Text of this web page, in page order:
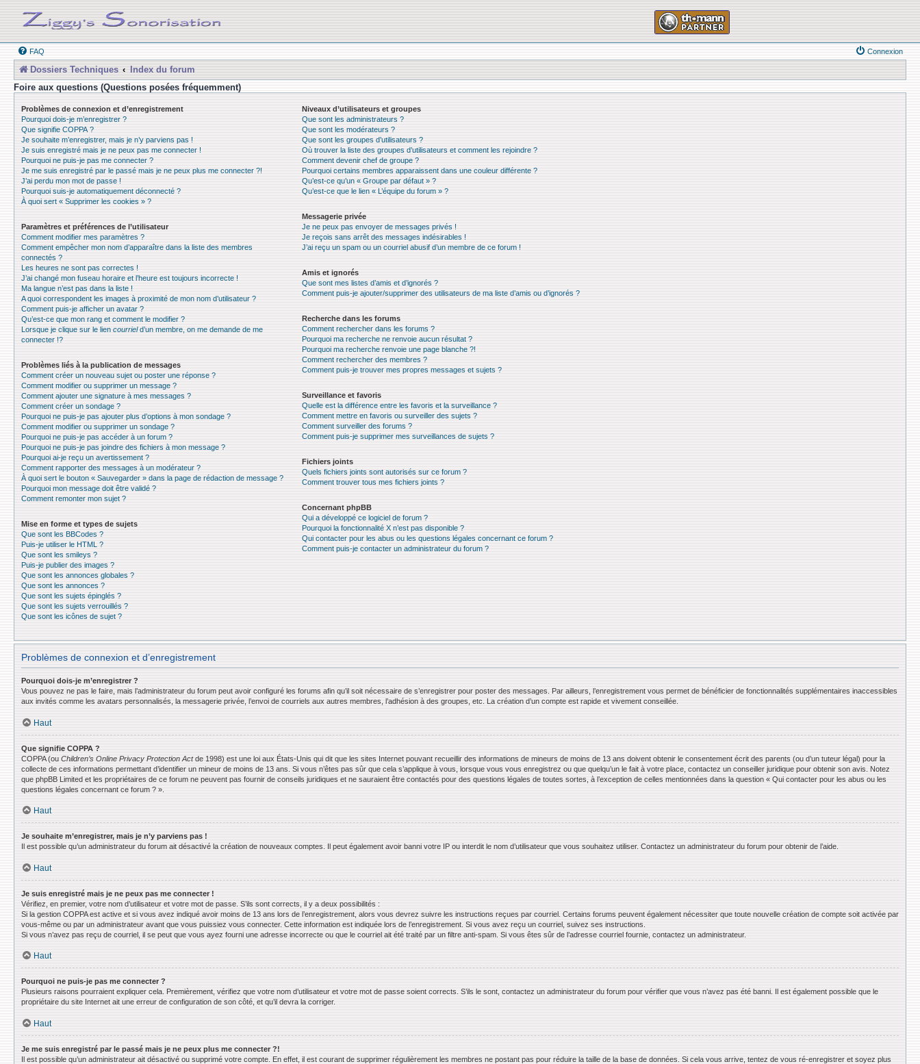
FAQ Connexion
Dossiers Techniques
Index du forum
Foire aux questions (Questions posées fréquemment)
Problèmes de connexion et d’enregistrement
Pourquoi dois-je m’enregistrer ?
Que signifie COPPA ?
Je souhaite m’enregistrer, mais je n’y parviens pas !
Je suis enregistré mais je ne peux pas me connecter !
Pourquoi ne puis-je pas me connecter ?
Je me suis enregistré par le passé mais je ne peux plus me connecter ?!
J’ai perdu mon mot de passe !
Pourquoi suis-je automatiquement déconnecté ?
À quoi sert « Supprimer les cookies » ?
Paramètres et préférences de l’utilisateur
Comment modifier mes paramètres ?
Comment empêcher mon nom d’apparaître dans la liste des membres
connectés ?
Les heures ne sont pas correctes !
J’ai changé mon fuseau horaire et l’heure est toujours incorrecte !
Ma langue n’est pas dans la liste !
A quoi correspondent les images à proximité de mon nom d’utilisateur ?
Comment puis-je afficher un avatar ?
Qu’est-ce que mon rang et comment le modifier ?
Lorsque je clique sur le lien courrield’un membre, on me demande de me
connecter !?
Problèmes liés à la publication de messages
Comment créer un nouveau sujet ou poster une réponse ?
Comment modifier ou supprimer un message ?
Comment ajouter une signature à mes messages ?
Comment créer un sondage ?
Pourquoi ne puis-je pas ajouter plus d’options à mon sondage ?
Comment modifier ou supprimer un sondage ?
Pourquoi ne puis-je pas accéder à un forum ?
Pourquoi ne puis-je pas joindre des fichiers à mon message ?
Pourquoi ai-je reçu un avertissement ?
Comment rapporter des messages à un modérateur ?
À quoi sert le bouton « Sauvegarder » dans la page de rédaction de message ?
Pourquoi mon message doit être validé ?
Comment remonter mon sujet ?
Mise en forme et types de sujets
Que sont les BBCodes ?
Puis-je utiliser le HTML ?
Que sont les smileys ?
Puis-je publier des images ?
Que sont les annonces globales ?
Que sont les annonces ?
Que sont les sujets épinglés ?
Que sont les sujets verrouillés ?
Que sont les icônes de sujet ?
Niveaux d’utilisateurs et groupes
Que sont les administrateurs ?
Que sont les modérateurs ?
Que sont les groupes d’utilisateurs ?
Où trouver la liste des groupes d’utilisateurs et comment les rejoindre ?
Comment devenir chef de groupe ?
Pourquoi certains membres apparaissent dans une couleur différente ?
Qu’est-ce qu’un « Groupe par défaut » ?
Qu’est-ce que le lien « L’équipe du forum » ?
Messagerie privée
Je ne peux pas envoyer de messages privés !
Je reçois sans arrêt des messages indésirables !
J’ai reçu un spam ou un courriel abusif d’un membre de ce forum !
Amis et ignorés
Que sont mes listes d’amis et d’ignorés ?
Comment puis-je ajouter/supprimer des utilisateurs de ma liste d’amis ou d’ignorés ?
Recherche dans les forums
Comment rechercher dans les forums ?
Pourquoi ma recherche ne renvoie aucun résultat ?
Pourquoi ma recherche renvoie une page blanche ?!
Comment rechercher des membres ?
Comment puis-je trouver mes propres messages et sujets ?
Surveillance et favoris
Quelle est la différence entre les favoris et la surveillance ?
Comment mettre en favoris ou surveiller des sujets ?
Comment surveiller des forums ?
Comment puis-je supprimer mes surveillances de sujets ?
Fichiers joints
Quels fichiers joints sont autorisés sur ce forum ?
Comment trouver tous mes fichiers joints ?
Concernant phpBB
Qui a développé ce logiciel de forum ?
Pourquoi la fonctionnalité X n’est pas disponible ?
Qui contacter pour les abus ou les questions légales concernant ce forum ?
Comment puis-je contacter un administrateur du forum ?
Problèmes de connexion et d’enregistrement
Pourquoi dois-je m’enregistrer ?
Vous pouvez ne pas le faire, mais l’administrateur du forum peut avoir configuré les forums afin qu’il soit nécessaire de s’enregistrer pour poster des messages. Par ailleurs, l’enregistrement vous permet de bénéficier de fonctionnalités supplémentaires inaccessibles
aux invités comme les avatars personnalisés, la messagerie privée, l’envoi de courriels aux autres membres, l’adhésion à des groupes, etc. La création d’un compte est rapide et vivement conseillée.
Haut
Que signifie COPPA ?
COPPA (ou Children’s Online Privacy Protection Actde 1998) est une loi aux États-Unis qui dit que les sites Internet pouvant recueillir des informations de mineurs de moins de 13 ans doivent obtenir le consentement écrit des parents (ou d’un tuteur légal) pour la
collecte de ces informations permettant d’identifier un mineur de moins de 13 ans. Si vous n’êtes pas sûr que cela s’applique à vous, lorsque vous vous enregistrez ou que quelqu’un le fait à votre place, contactez un conseiller juridique pour obtenir son avis. Notez
que phpBB Limited et les propriétaires de ce forum ne peuvent pas fournir de conseils juridiques et ne sauraient être contactés pour des questions légales de toutes sortes, à l’exception de celles mentionnées dans la question « Qui contacter pour les abus ou les
questions légales concernant ce forum ? ».
Haut
Je souhaite m’enregistrer, mais je n’y parviens pas !
Il est possible qu’un administrateur du forum ait désactivé la création de nouveaux comptes. Il peut également avoir banni votre IP ou interdit le nom d’utilisateur que vous souhaitez utiliser. Contactez un administrateur du forum pour obtenir de l’aide.
Haut
Je suis enregistré mais je ne peux pas me connecter !
Vérifiez, en premier, votre nom d’utilisateur et votre mot de passe. S’ils sont corrects, il y a deux possibilités :
Si la gestion COPPA est active et si vous avez indiqué avoir moins de 13 ans lors de l’enregistrement, alors vous devrez suivre les instructions reçues par courriel. Certains forums peuvent également nécessiter que toute nouvelle création de compte soit activée par
vous-même ou par un administrateur avant que vous puissiez vous connecter. Cette information est indiquée lors de l’enregistrement. Si vous avez reçu un courriel, suivez ses instructions.
Si vous n’avez pas reçu de courriel, il se peut que vous ayez fourni une adresse incorrecte ou que le courriel ait été traité par un filtre anti-spam. Si vous êtes sûr de l’adresse courriel fournie, contactez un administrateur.
Haut
Pourquoi ne puis-je pas me connecter ?
Plusieurs raisons pourraient expliquer cela. Premièrement, vérifiez que votre nom d’utilisateur et votre mot de passe soient corrects. S’ils le sont, contactez un administrateur du forum pour vérifier que vous n’avez pas été banni. Il est également possible que le
propriétaire du site Internet ait une erreur de configuration de son côté, et qu’il devra la corriger.
Haut
Je me suis enregistré par le passé mais je ne peux plus me connecter ?!
Il est possible qu’un administrateur ait désactivé ou supprimé votre compte. En effet, il est courant de supprimer régulièrement les membres ne postant pas pour réduire la taille de la base de données. Si cela vous arrive, tentez de vous ré-enregistrer et soyez plus